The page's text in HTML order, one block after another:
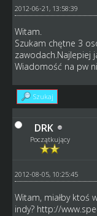
2012-06-21, 13:58:39
Witam.
Szukam chętne 3
zawodach.Najlepiej
Wiadomość na pw
Szukaj
DRK
Początkujący
2012-08-05, 10:25:45
Witam, miałby ktoś
indy? http://